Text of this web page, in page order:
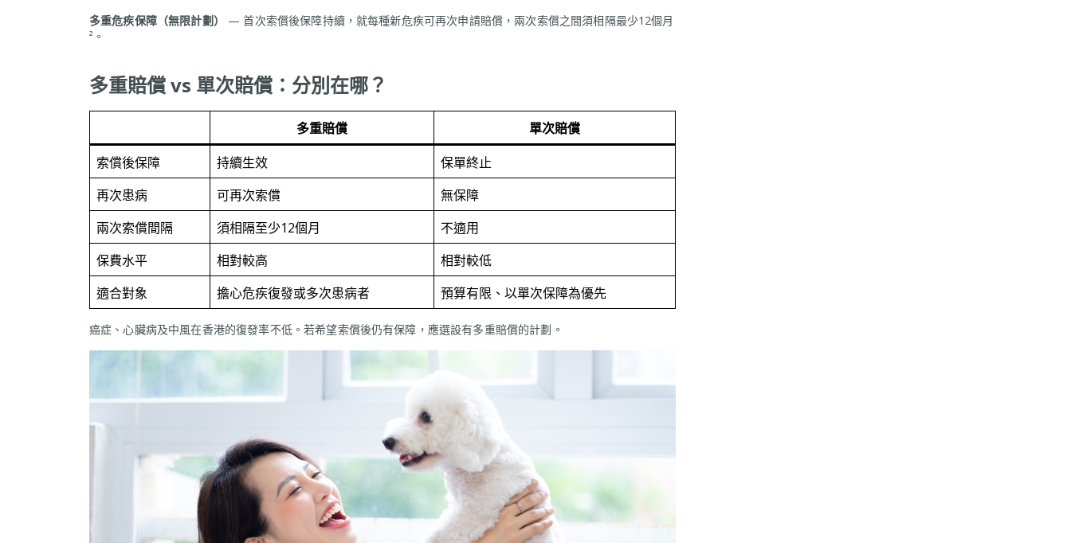
多重危疾保障（無限計劃）
— 首次索償後保障持續，就每種新危疾可再次申請賠償，兩次索償之間須相隔最少12個月
²。
多重賠償 vs 單次賠償：分別在哪？
多重賠償
單次賠償
索償後保障
持續生效
保單終止
再次患病
可再次索償
無保障
兩次索償間隔
須相隔至少12個月
不適用
保費水平
相對較高
相對較低
適合對象
擔心危疾復發或多次患病者 預算有限、以單次保障為優先
癌症、心臟病及中風在香港的復發率不低。若希望索償後仍有保障，應選設有多重賠償的計劃。